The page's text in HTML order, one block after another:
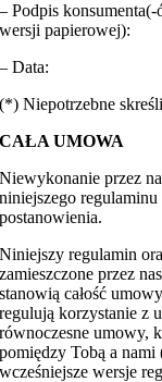
– Podpis
wersji papierowej):
– Data:
(*) Niepotrzebne
CAŁA UMOWA
Niewykonanie przez
niniejszego
postanowienia.
Niniejszy regulamin
zamieszczone przez
stanowią całość
regulują korzystanie z
równoczesne umowy,
pomiędzy Tobą a
wcześniejsze wersje